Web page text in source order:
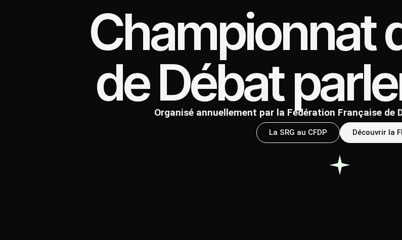
Championnat
de Débat
Organisé annuellement par la Fédération Française de
La SRG au CFDP Découvrir la